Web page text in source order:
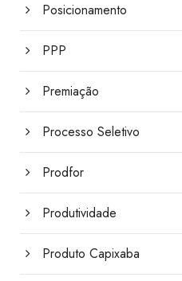
Posicionamento
PPP
Premiação
Processo Seletivo
Prodfor
Produtividade
Produto Capixaba